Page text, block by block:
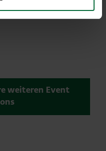
Ihrer Gäste
weiteren Event